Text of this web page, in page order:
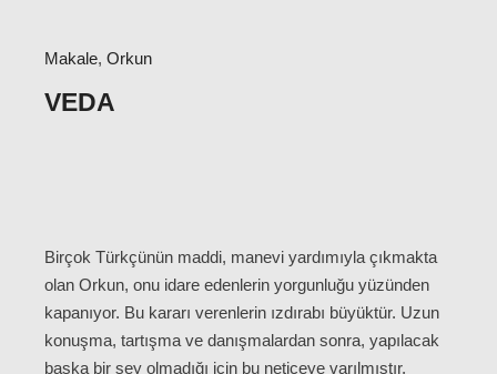
Makale, Orkun
VEDA
Birçok Türkçünün maddi, manevi yardımıyla çıkmakta
olan Orkun, onu idare edenlerin yorgunluğu yüzünden
kapanıyor. Bu kararı verenlerin ızdırabı büyüktür. Uzun
konuşma, tartışma ve danışmalardan sonra, yapılacak
başka bir şey olmadığı için bu neticeye varılmıştır.